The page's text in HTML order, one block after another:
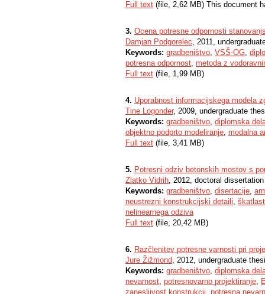
Full text (file, 2,62 MB) This document
3. Ocena potresne odpornosti
Damjan Podgorelec, 2011,
Keywords: gradbeništvo, VSŠ-OG,
potresna odpornost, metoda z
Full text (file, 1,99 MB)
4. Uporabnost informacijskega modela
Tine Logonder, 2009, undergraduate
Keywords: gradbeništvo, diplomska
objektno podprto modeliranje, modalna
Full text (file, 3,41 MB)
5. Potresni odziv betonskih mostov s
Zlatko Vidrih, 2012, doctoral dissertation
Keywords: gradbeništvo, disertacije,
neustrezni konstrukcijski detaili,
nelinearnega odziva
Full text (file, 20,42 MB)
6. Razčlenitev potresne varnosti pri
Jure Žižmond, 2012, undergraduate
Keywords: gradbeništvo, diplomska
nevarnost, potresnovarno projektiranje,
zanesljivost konstrukcij, potresna